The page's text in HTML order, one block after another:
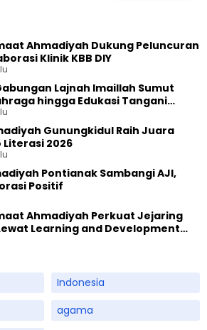
Ahmadiyah Dukung Peluncuran
Klinik KBB DIY
Lajnah Imaillah Sumut
hingga Edukasi Tangani
Gunungkidul Raih Juara
Literasi 2026
Pontianak Sambangi AJI,
Positif
Ahmadiyah Perkuat Jejaring
Learning and Development
Indonesia
agama